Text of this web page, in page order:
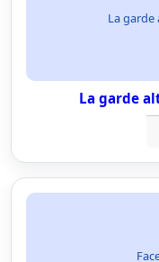
La garde
La garde